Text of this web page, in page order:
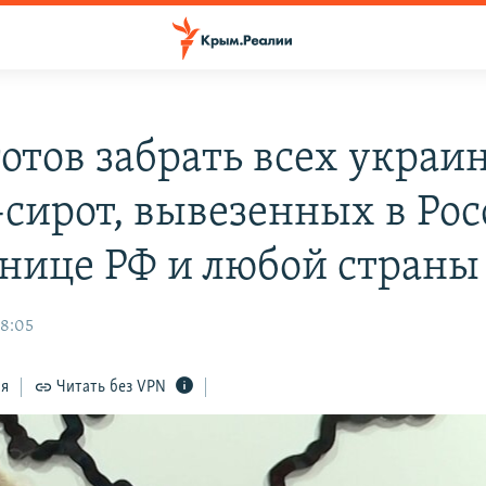
забрать всех
вывезенных в
РФ и любой
Читать без VPN